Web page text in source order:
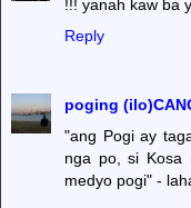
!!! yanah kaw ba
Reply
poging
"ang Pogi ay
nga po, si Kosa
medyo pogi" -